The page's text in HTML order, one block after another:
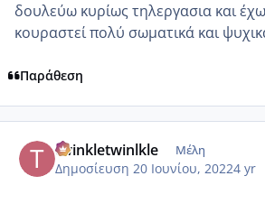
δουλεύω κυρίως τηλεργασια και
κουραστεί πολύ σωματικά και
Παράθεση
twinkletwinlkle Μέλη
Δημοσίευση 20 Ιουνίου, 20224 yr